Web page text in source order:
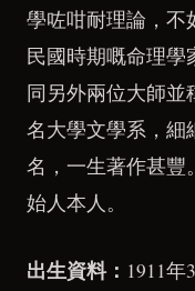
學咗咁耐理論，不
民國時期嘅命理
同另外兩位大師並
名大學文學系，細
名，一生著作甚豐
始人本人。
出生資料： 1911年